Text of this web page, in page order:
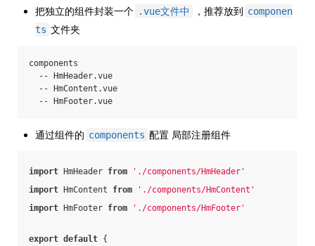
把独立的组件封装一个 .vue文件中 ，推荐放到 componen
ts 文件夹
components
-- HmHeader.vue
-- HmContent.vue
-- HmFooter.vue
通过组件的 components 配置 局部注册组件
import HmHeader from
'./components/HmHeader'
import HmContent from
'./components/HmContent'
import HmFooter from './components/HmFooter'
export default {